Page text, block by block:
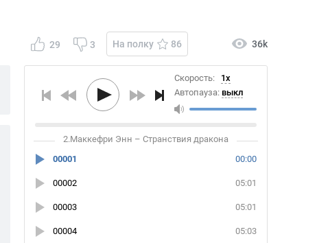
29 3 На полку 86 36k
Скорость:
1x
Автопауза: выкл
2.Маккефри Энн – Странствия дракона
00:00
00001
05:01
00002
05:01
00003
05:03
00004